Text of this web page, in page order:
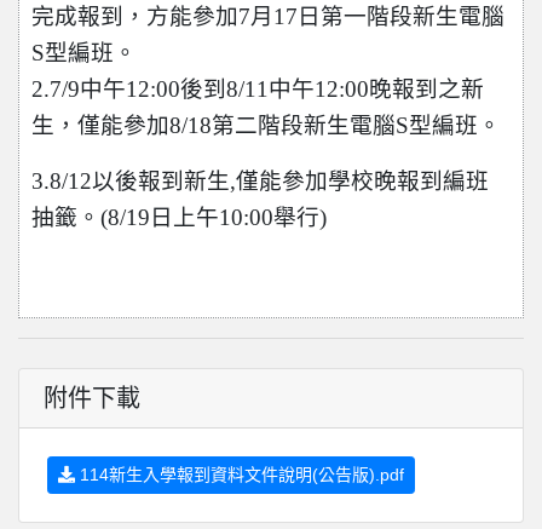
完成報到，方能參加7月17日第一階段新生電腦
S型編班。
2.7/9中午12:00後到8/11中午12:00晚報到之新
生，僅能參加8/18第二階段新生電腦S型編班。
3.8/12以後報到新生,僅能參加學校晚報到編班
抽籤。(8/19日上午10:00舉行)
附件下載
114新生入學報到資料文件說明(公告版).pdf